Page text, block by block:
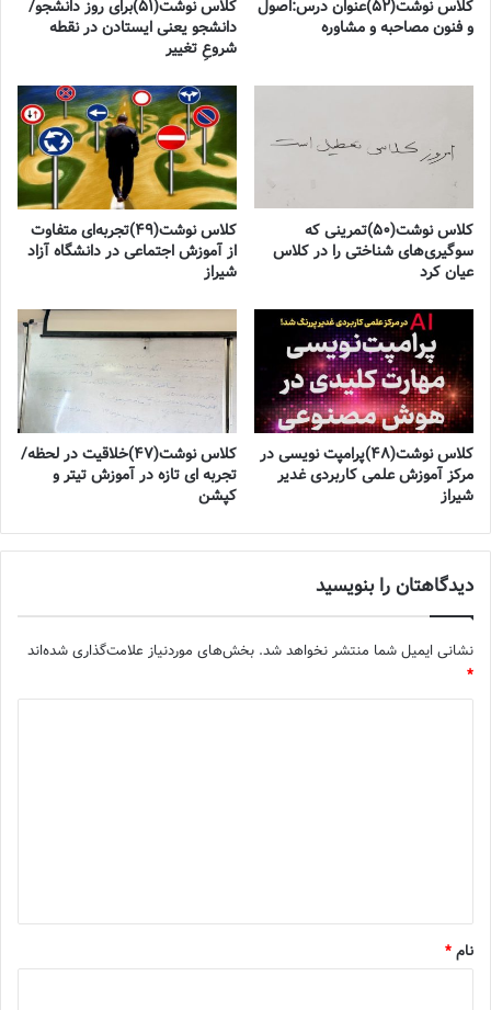
کلاس نوشت(۵۲)عنوان درس:اصول
و فنون مصاحبه و مشاوره
کلاس نوشت(۵۱)برای روز دانشجو/
دانشجو یعنی ایستادن در نقطه
شروعِ تغییر
کلاس نوشت(۵۰)تمرینی که
سوگیری‌های شناختی را در کلاس
عیان کرد
کلاس نوشت(۴۹)تجربه‌ای متفاوت
از آموزش اجتماعی در دانشگاه آزاد
شیراز
کلاس نوشت(۴۸)پرامپت نویسی در
مرکز آموزش علمی کاربردی غدیر
شیراز
کلاس نوشت(۴۷)خلاقیت در لحظه/
تجربه ای تازه در آموزش تیتر و
کپشن
دیدگاهتان را بنویسید
نشانی ایمیل شما منتشر نخواهد شد. بخش‌های موردنیاز علامت‌گذاری شده‌اند
*
نام*